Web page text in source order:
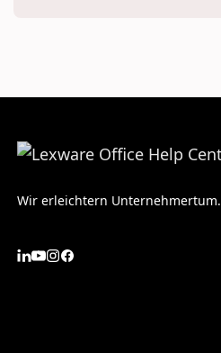
Wir erleichtern Unternehmertum.